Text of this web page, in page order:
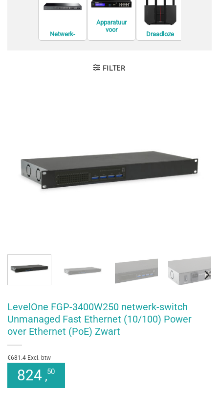
Netwerk-
switches
Apparatuur
voor
Draadloze
routers
FILTER
LevelOne FGP-3400W250 netwerk-switch
Unmanaged Fast Ethernet (10/100) Power
over Ethernet (PoE) Zwart
€681.4 Excl. btw
824 ,50